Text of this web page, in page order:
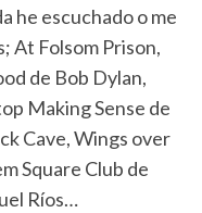
he escuchado o me
At Folsom Prison,
de Bob Dylan,
Making Sense de
Cave, Wings over
Square Club de
Ríos…